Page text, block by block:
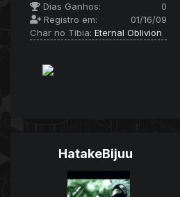
Dias Ganhos:
0
Registro em:
01/16/09
Char no Tibia: Eternal Oblivion
HatakeBijuu